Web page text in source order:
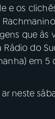
e os
que
do
em 5
neste